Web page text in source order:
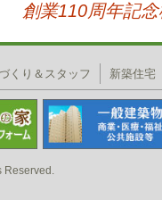
創業110周年記
くり＆スタッフ 新築住宅
Reserved.